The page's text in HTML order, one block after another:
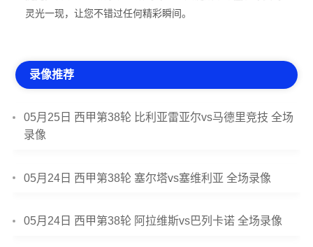
灵光一现，让您不错过任何精彩瞬间。
录像推荐
05月25日 西甲第38轮 比利亚雷亚尔vs马德里竞技 全场
录像
05月24日 西甲第38轮 塞尔塔vs塞维利亚 全场录像
05月24日 西甲第38轮 阿拉维斯vs巴列卡诺 全场录像